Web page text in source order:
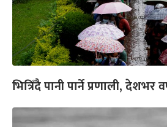
भित्रिँदै पानी पार्ने प्रणाली, देशभर